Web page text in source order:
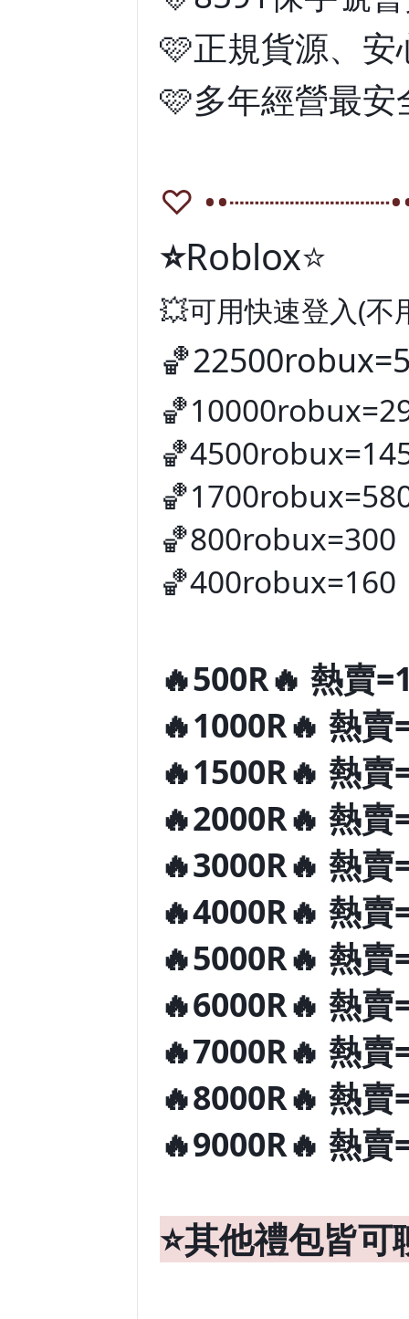
🩷正規貨源、安
🩷多年經營最
♡
⭐️Roblox⭐️
💥可用快速登入(不
🏀800robux=300
🏀400robux=160
🔥500R🔥 熱賣
🔥1000R🔥 熱賣
🔥1500R🔥 熱賣
🔥2000R🔥 熱賣
🔥3000R🔥 熱賣
🔥4000R🔥 熱賣
🔥5000R🔥 熱賣
🔥6000R🔥 熱賣
🔥7000R🔥 熱賣
🔥8000R🔥 熱賣
🔥9000R🔥 熱賣
⭐️其他禮包皆可